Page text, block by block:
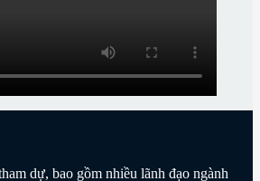
dự, bao gồm nhiều lãnh đạo ngành